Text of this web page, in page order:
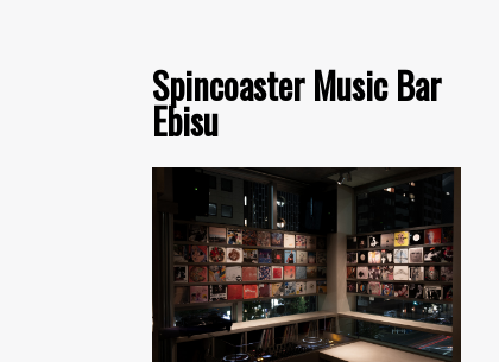
Spincoaster Music Bar
Ebisu